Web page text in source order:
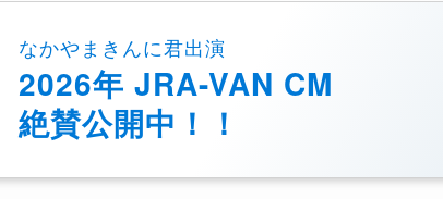
なかやまきんに君出演
2026年 JRA-VAN CM
絶賛公開中！！